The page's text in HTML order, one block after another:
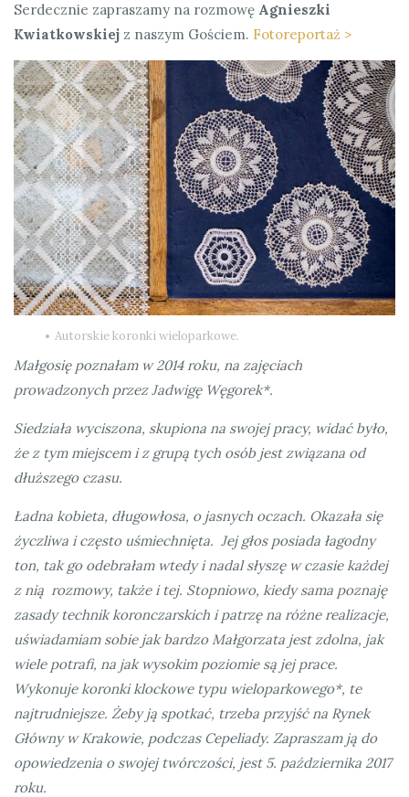
Serdecznie zapraszamy na rozmowę Agnieszki
Kwiatkowskiej z naszym Gościem. Fotoreportaż >
Autorskie koronki wieloparkowe.
Małgosię poznałam w 2014 roku, na zajęciach
prowadzonych przez Jadwigę Węgorek*.
Siedziała wyciszona, skupiona na swojej pracy, widać było,
że z tym miejscem i z grupą tych osób jest związana od
dłuższego czasu.
Ładna kobieta, długowłosa, o jasnych oczach. Okazała się
życzliwa i często uśmiechnięta. Jej głos posiada łagodny
ton, tak go odebrałam wtedy i nadal słyszę w czasie każdej
z nią rozmowy, także i tej. Stopniowo, kiedy sama poznaję
zasady technik koronczarskich i patrzę na różne realizacje,
uświadamiam sobie jak bardzo Małgorzata jest zdolna, jak
wiele potrafi, na jak wysokim poziomie są jej prace.
Wykonuje koronki klockowe typu wieloparkowego*, te
najtrudniejsze. Żeby ją spotkać, trzeba przyjść na Rynek
Główny w Krakowie, podczas Cepeliady. Zapraszam ją do
opowiedzenia o swojej twórczości, jest 5. października 2017
roku.